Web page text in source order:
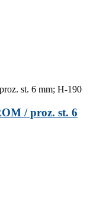
/ proz. st. 6